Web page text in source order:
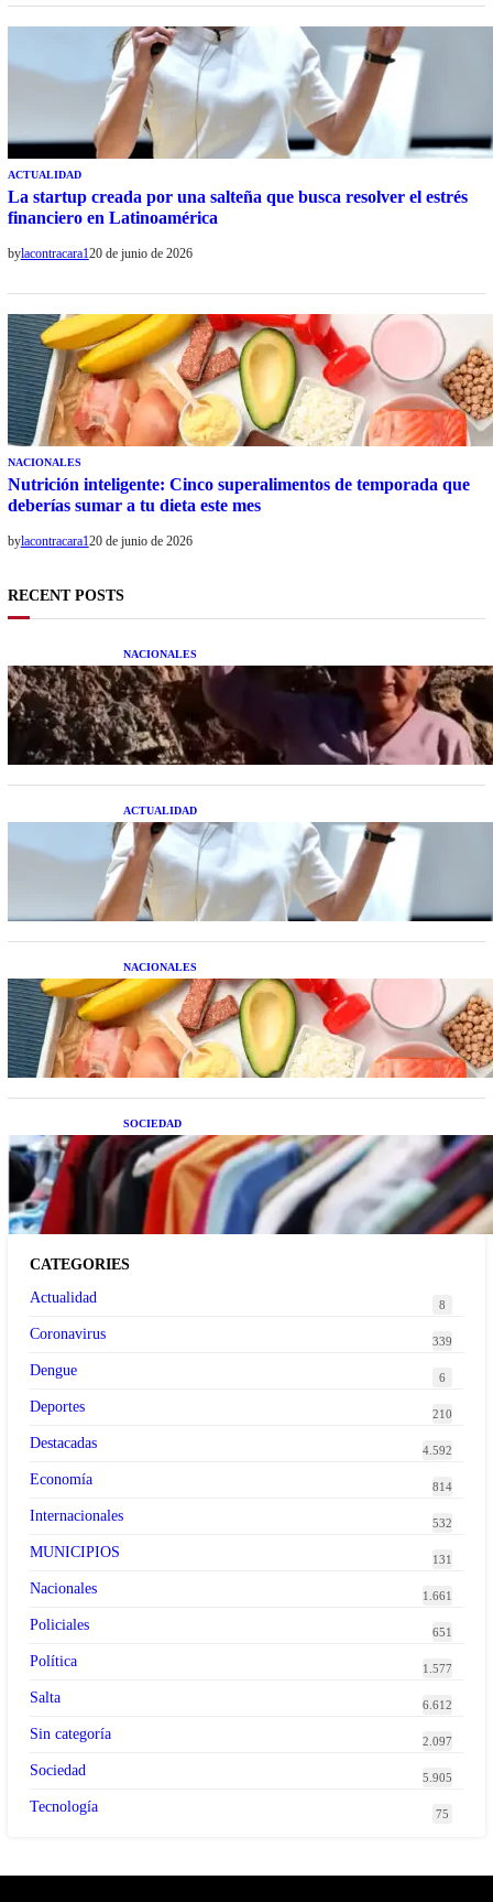
ACTUALIDAD
La startup creada por una salteña que busca resolver el estrés
financiero en Latinoamérica
bylacontracara120 de junio de 2026
NACIONALES
Nutrición inteligente: Cinco superalimentos de temporada que
deberías sumar a tu dieta este mes
bylacontracara120 de junio de 2026
RECENT POSTS
NACIONALES
Una mujer asegura haber peleado con un
extraterrestre cuerpo a cuerpo
ACTUALIDAD
La startup creada por una salteña que busca
resolver el estrés financiero en Latinoamérica
NACIONALES
Nutrición inteligente: Cinco superalimentos de
temporada que deberías sumar a tu dieta este mes
SOCIEDAD
Las grandes marcas globales se suman a la
tendencia de la ropa de segunda mano premium
CATEGORIES
Actualidad
8
Coronavirus 339
Dengue 6
Deportes 210
Destacadas 4.592
Economía 814
Internacionales 532
MUNICIPIOS 131
Nacionales 1.661
Policiales 651
Política 1.577
Salta 6.612
Sin categoría 2.097
Sociedad 5.905
Tecnología 75